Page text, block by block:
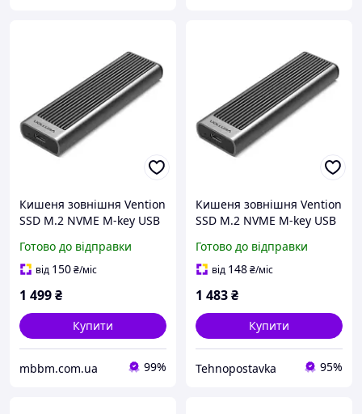
Кишеня зовнішня Vention
SSD M.2 NVME M-key USB
Sink Aluminum KPKH0
newyork
Готово до відправки
від 150₴/міс
1 499₴
Купити
mbbm.com.ua 99%
Кишеня зовнішня Vention
SSD M.2 NVME M-key USB
Sink Aluminum KPKH0
buzyna
Готово до відправки
від 148₴/міс
1 483₴
Купити
Tehnopostavka 95%